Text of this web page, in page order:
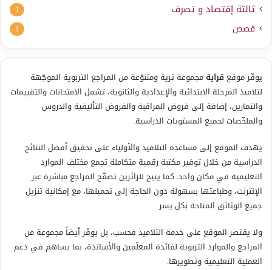
ثالثة إقتصاد و تصرف 1
قصص 1
يوفّر موقع قرايةمجموعة ثرية ومتنوّعة من المراجع التربوية الموجّهة
لتلاميذ المرحلة الابتدائية والإعدادية والثانوية، تشمل الامتحانات والتقييمات
والتمارين، إضافة إلى فروض المراقبة والفروض التأليفية والدروس
والملخّصات لجميع المستويات الدراسية.
يهدف الموقع إلى مساعدة التلاميذ والأولياء على تحقيق أفضل النتائج
الدراسية من خلال توفير مكتبة رقمية متكاملة تجمع مختلف الموارد
التعليمية في مكان واحد. كما يتيح للزائرين تصفّح المراجع مباشرة عبر
الإنترنت، وطباعتها بسهولة دون الحاجة إلى تحميلها، مع إمكانية تنزيل
جميع الوثائق المتاحة بكل يسر.
ولا يقتصر الموقع على خدمة التلاميذ فحسب، بل يوفّر أيضاً مجموعة من
المراجع والموارد التربوية لفائدة المعلّمين والأساتذة، بما يساهم في دعم
العملية التعليمية وتطويرها.